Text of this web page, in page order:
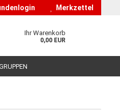
Merkzettel
Ihr Warenkorb
0,00 EUR